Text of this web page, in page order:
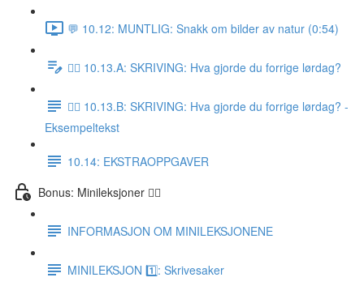
💬 10.12: MUNTLIG: Snakk om bilder av natur (0:54)
✍🏼 10.13.A: SKRIVING: Hva gjorde du forrige lørdag?
✍🏼 10.13.B: SKRIVING: Hva gjorde du forrige lørdag? -
Eksempeltekst
10.14: EKSTRAOPPGAVER
Bonus: Minileksjoner 👌🏻
INFORMASJON OM MINILEKSJONENE
MINILEKSJON 1️⃣: Skrivesaker